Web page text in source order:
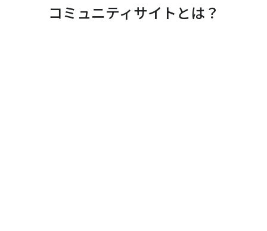
コミュニティサイトとは？